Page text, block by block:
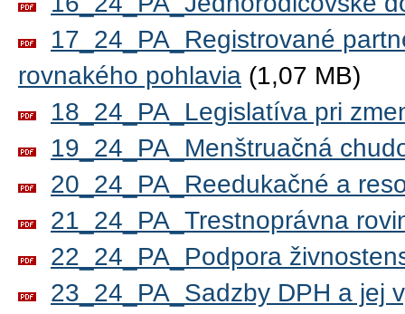
17_24_PA_Registrované
rovnakého pohlavia (1,07 MB)
18_24_PA_Legislatíva pri
19_24_PA_Menštruačná
20_24_PA_Reedukačné a
21_24_PA_Trestnoprávna
22_24_PA_Podpora
23_24_PA_Sadzby DPH a jej